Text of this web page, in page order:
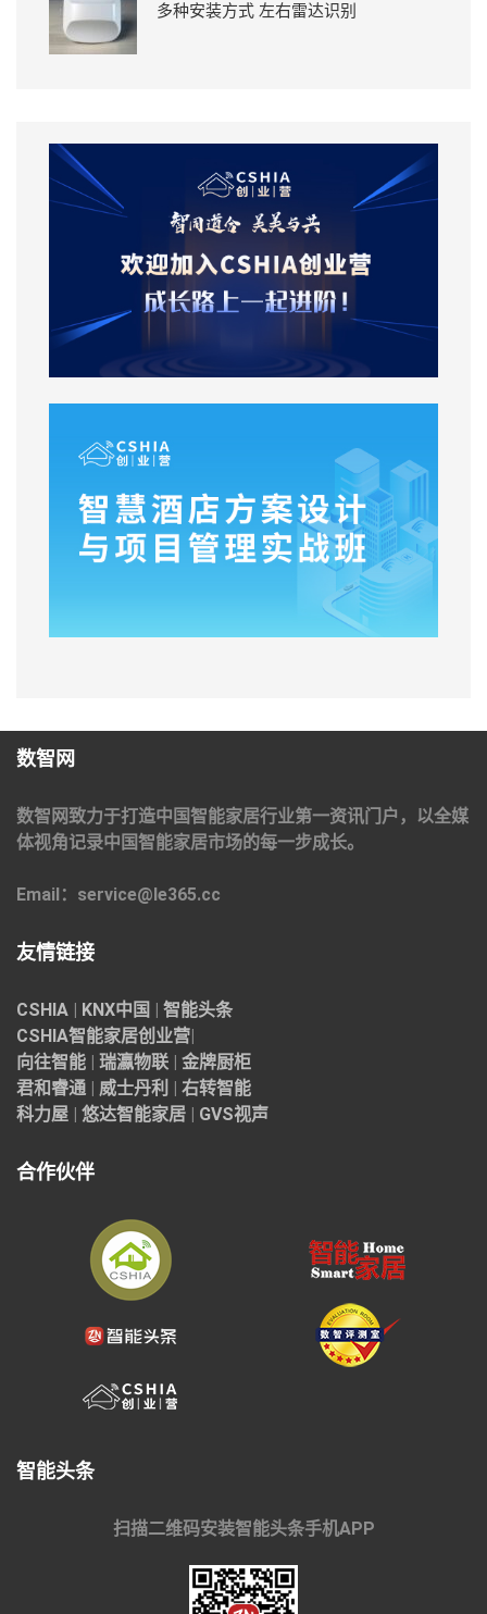
多种安装方式 左右雷达识别
数智网
数智网致力于打造中国智能家居行业第一资讯门户，以全媒
体视角记录中国智能家居市场的每一步成长。
Email：service@le365.cc
友情链接
CSHIA | KNX中国 | 智能头条
CSHIA智能家居创业营|
向往智能 | 瑞瀛物联 | 金牌厨柜
君和睿通 | 威士丹利 | 右转智能
科力屋 | 悠达智能家居 | GVS视声
合作伙伴
智能头条
扫描二维码安装智能头条手机APP